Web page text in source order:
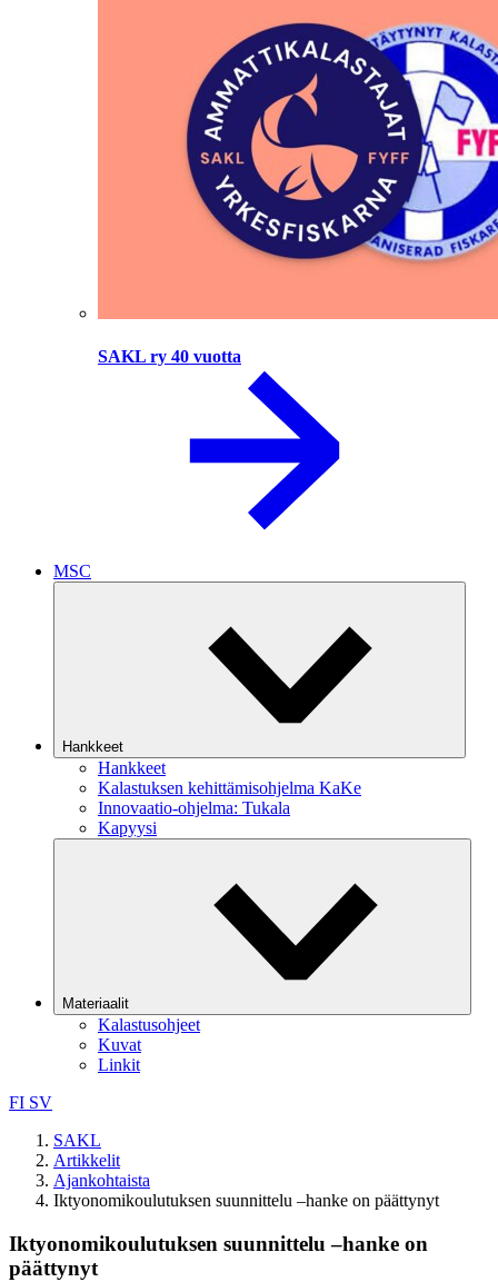
SAKL ry 40 vuotta
MSC
Hankkeet
Hankkeet
Kalastuksen kehittämisohjelma KaKe
Innovaatio-ohjelma: Tukala
Kapyysi
Materiaalit
Kalastusohjeet
Kuvat
Linkit
FI SV
SAKL
Artikkelit
Ajankohtaista
Iktyonomikoulutuksen suunnittelu –hanke on päättynyt
Iktyonomikoulutuksen suunnittelu –hanke on
päättynyt